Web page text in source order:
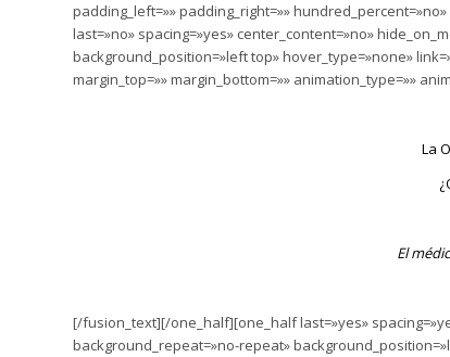
padding_left=»» padding_right=»»
last=»no» spacing=»yes» center_content=»no»
background_position=»left top» hover_type=»none»
margin_top=»» margin_bottom=»» animation_type=»»
La
El
[/fusion_text][/one_half][one_half last=»yes»
background_repeat=»no-repeat»